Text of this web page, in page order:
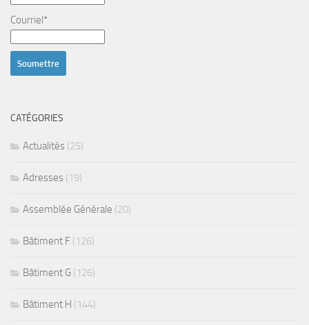
Courriel*
CATÉGORIES
Actualités (25)
Adresses (19)
Assemblée Générale (20)
Bâtiment F (126)
Bâtiment G (126)
Bâtiment H (144)